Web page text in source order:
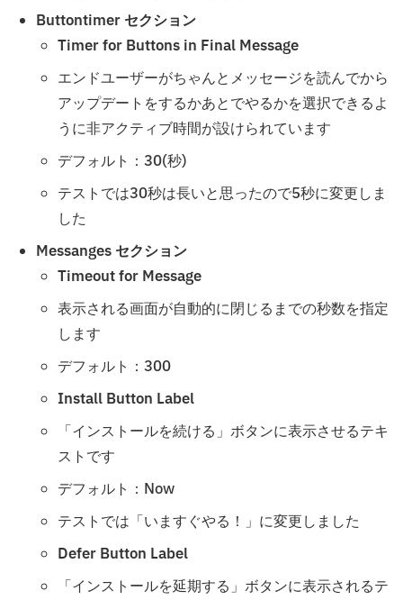
Buttontimer セクション
Timer for Buttons in Final Message
エンドユーザーがちゃんとメッセージを読んでから
アップデートをするかあとでやるかを選択できるよ
うに非アクティブ時間が設けられています
デフォルト：30(秒)
テストでは30秒は長いと思ったので5秒に変更しま
した
Messanges セクション
Timeout for Message
表示される画面が自動的に閉じるまでの秒数を指定
します
デフォルト：300
Install Button Label
「インストールを続ける」ボタンに表示させるテキ
ストです
デフォルト：Now
テストでは「いますぐやる！」に変更しました
Defer Button Label
「インストールを延期する」ボタンに表示されるテ